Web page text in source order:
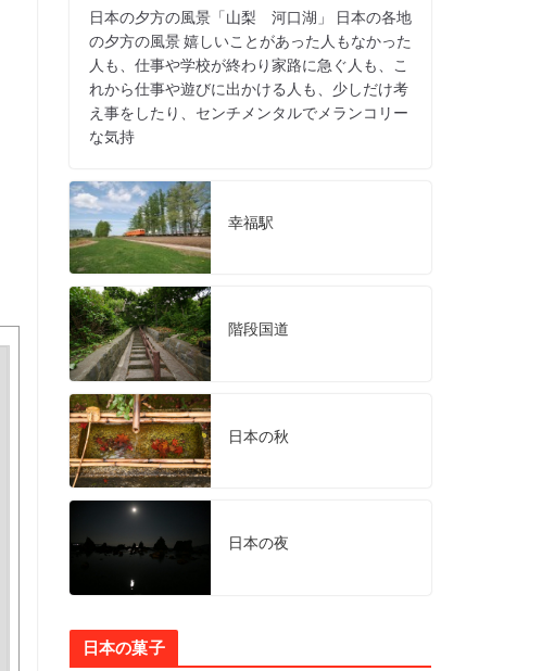
日本の夕方の風景「山梨 河口湖」 日本の各地
の夕方の風景 嬉しいことがあった人もなかった
人も、仕事や学校が終わり家路に急ぐ人も、こ
れから仕事や遊びに出かける人も、少しだけ考
え事をしたり、センチメンタルでメランコリー
な気持
幸福駅
階段国道
日本の秋
日本の夜
日本の菓子